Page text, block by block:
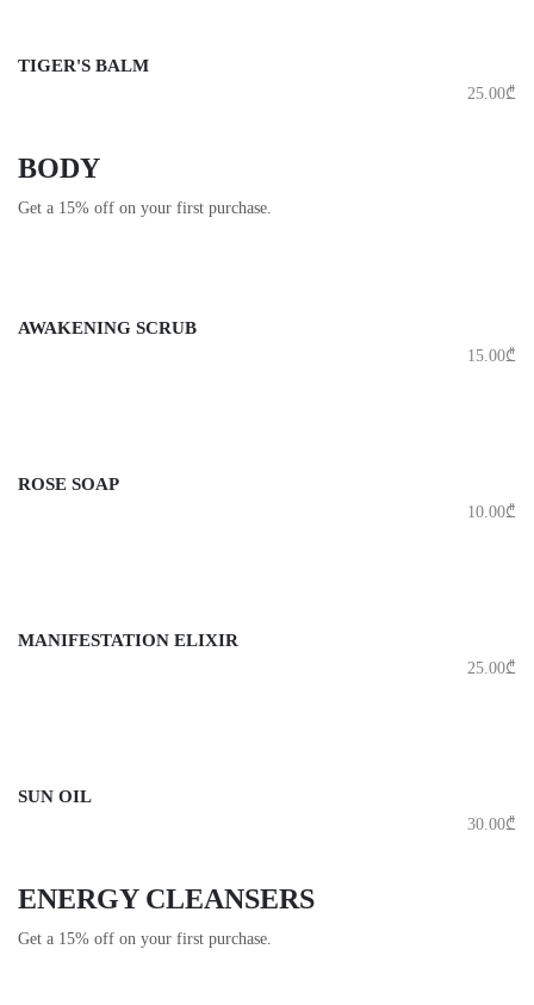
TIGER'S BALM
25.00₾
BODY
Get a 15% off on your first purchase.
AWAKENING SCRUB
15.00₾
ROSE SOAP
10.00₾
MANIFESTATION ELIXIR
25.00₾
SUN OIL
30.00₾
ENERGY CLEANSERS
Get a 15% off on your first purchase.